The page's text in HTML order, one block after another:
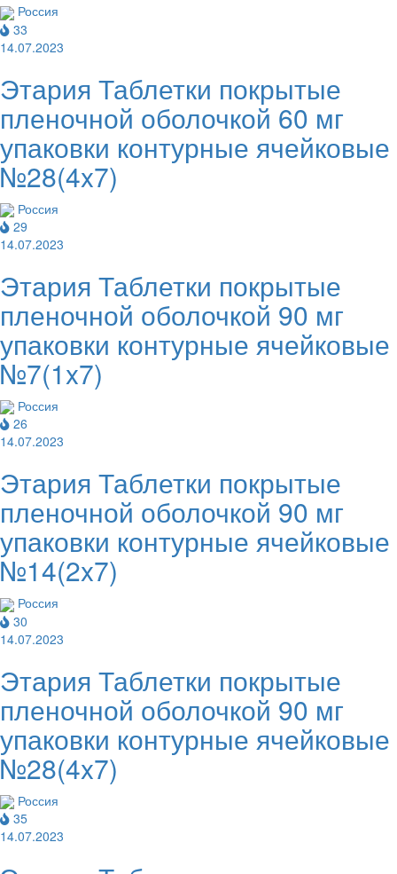
Россия
33
14.07.2023
Этария Таблетки покрытые
пленочной оболочкой 60 мг
упаковки контурные ячейковые
№28(4x7)
Россия
29
14.07.2023
Этария Таблетки покрытые
пленочной оболочкой 90 мг
упаковки контурные ячейковые
№7(1x7)
Россия
26
14.07.2023
Этария Таблетки покрытые
пленочной оболочкой 90 мг
упаковки контурные ячейковые
№14(2x7)
Россия
30
14.07.2023
Этария Таблетки покрытые
пленочной оболочкой 90 мг
упаковки контурные ячейковые
№28(4x7)
Россия
35
14.07.2023